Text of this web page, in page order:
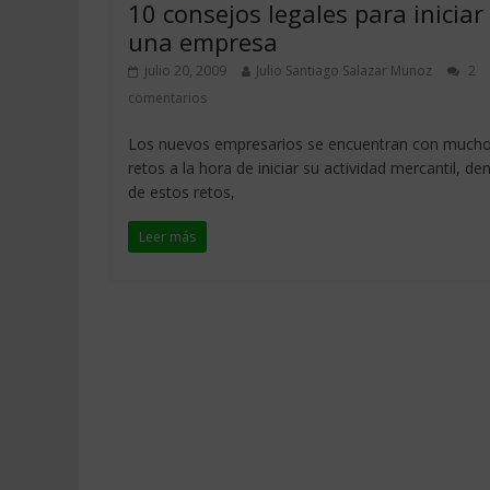
10 consejos legales para iniciar
una empresa
julio 20, 2009 Julio Santiago Salazar Munoz
2
comentarios
Los nuevos empresarios se encuentran con
retos a la hora de iniciar su actividad mercantil,
de estos retos,
Leer más